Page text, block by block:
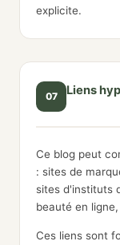
explicite.
07 Liens
Ce blog peut
: sites de
sites d'instituts
beauté en
Ces liens sont